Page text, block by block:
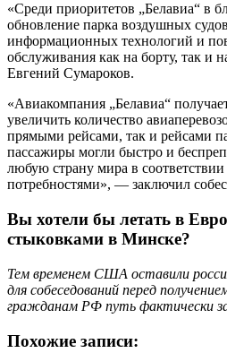
«Среди приоритетов „Белавиа“ в
обновление парка воздушных
информационных технологий и
обслуживания как на борту, так и
Евгений Сумароков.
«Авиакомпания „Белавиа“
увеличить количество
прямыми рейсами, так и рейсами
пассажиры могли быстро и
любую страну мира в
потребностями», — заключил
Вы хотели бы летать в
стыковками в Минске?
Тем временем США оставили
для собеседований перед
гражданам РФ путь фактически
Похожие записи: